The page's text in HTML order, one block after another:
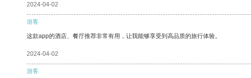
2024-04-02
游客
这款app的酒店、餐厅推荐非常有用，让我能够享受到高品质的旅行体验。
2024-04-02
游客